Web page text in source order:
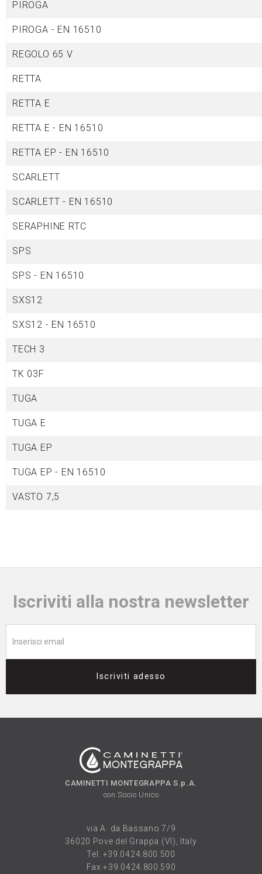
PIROGA
PIROGA - EN 16510
REGOLO 65 V
RETTA
RETTA E
RETTA E - EN 16510
RETTA EP - EN 16510
SCARLETT
SCARLETT - EN 16510
SERAPHINE RTC
SPS
SPS - EN 16510
SXS12
SXS12 - EN 16510
TECH 3
TK 03F
TUGA
TUGA E
TUGA EP
TUGA EP - EN 16510
VASTO 7,5
Iscriviti alla nostra newsletter
Iscriviti adesso
CAMINETTI MONTEGRAPPA S.p.A.
con Socio Unico
via A. da Bassano 7/9
36020 Pove del Grappa (VI), Italy
Tel. +39.0424.800.500
Fax +39.0424.800.590